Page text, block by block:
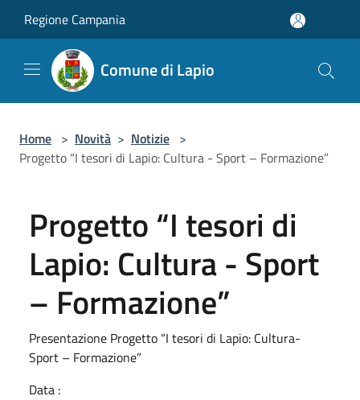
Regione Campania
Comune di Lapio
Home > Novità > Notizie >
Progetto “I tesori di Lapio: Cultura - Sport – Formazione”
Progetto “I tesori di
Lapio: Cultura - Sport
– Formazione”
Presentazione Progetto “I tesori di Lapio: Cultura-
Sport – Formazione”
Data :